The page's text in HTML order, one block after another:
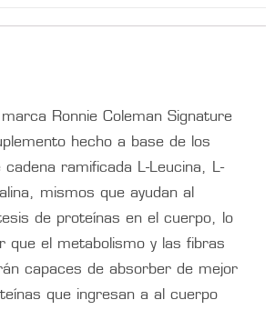
Ronnie Coleman Signature
hecho a base de los
cadena ramificada L-Leucina, L-
mismos que ayudan al
de proteínas en el cuerpo, lo
que el metabolismo y las fibras
capaces de absorber de mejor
que ingresan a al cuerpo